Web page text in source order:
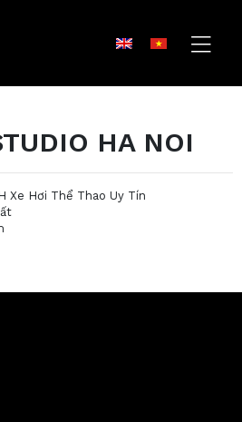
HA NOI
Xe Hơi Thể Thao Uy Tín